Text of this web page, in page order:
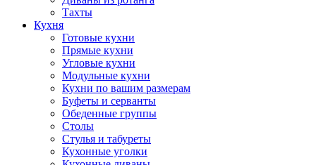
Тахты
Кухня
Готовые кухни
Прямые кухни
Угловые кухни
Модульные кухни
Кухни по вашим размерам
Буфеты и серванты
Обеденные группы
Столы
Стулья и табуреты
Кухонные уголки